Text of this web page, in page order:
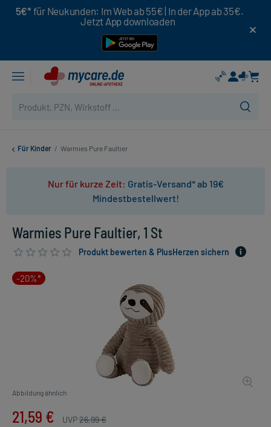
5€* für Neukunden: Im Web ab 55€ | In der App ab 35€.
Jetzt App downloaden
Für Kinder / Warmies Pure Faultier
Nur für kurze Zeit: Gratis-Versand* ab 19€
Mindestbestellwert!
Warmies Pure Faultier, 1 St
Produkt bewerten & PlusHerzen sichern
-20%*
Abbildung ähnlich
21,59 € UVP26,99 €